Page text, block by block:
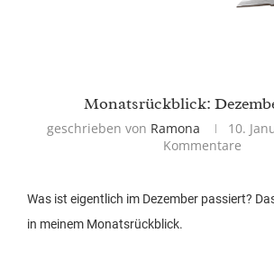
Monatsrückblick:
geschrieben von Ramona 10.
Kommentare
Was ist eigentlich im Dezember passiert?
in meinem Monatsrückblick.